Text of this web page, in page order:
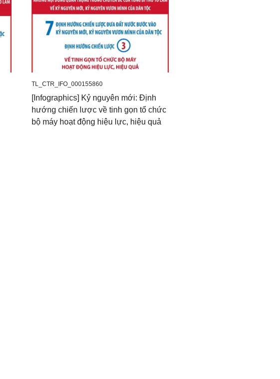
TL_CTR_IFO_000155860
[Infographics] Kỷ nguyên mới: Định
hướng chiến lược về tinh gọn tổ chức
bộ máy hoạt động hiệu lực, hiệu quả